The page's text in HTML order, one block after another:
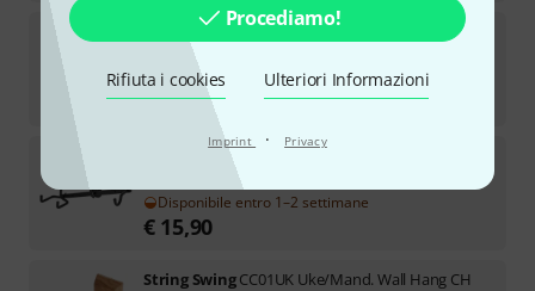
Procediamo!
Rifiuta i cookies Ulteriori Informazioni
Imprint · Privacy
Hercules StandsHCUSP-10SB Ukulele wall holder
Disponibile
€11,90
Rockstand Ukulele Wall Hanger
Disponibile entro 1–2 settimane
€ 15,90
String SwingCC01UK Uke/Mand. Wall Hang CH